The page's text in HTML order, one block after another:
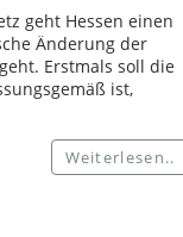
geht Hessen einen
Änderung der
Erstmals soll die
ist,
Weiterlesen..